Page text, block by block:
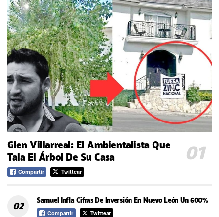
Glen Villarreal: El Ambientalista Que
Tala El Árbol De Su Casa
Compartir Twittear
Samuel Infla Cifras De Inversión En Nuevo León Un 600%
Compartir Twittear